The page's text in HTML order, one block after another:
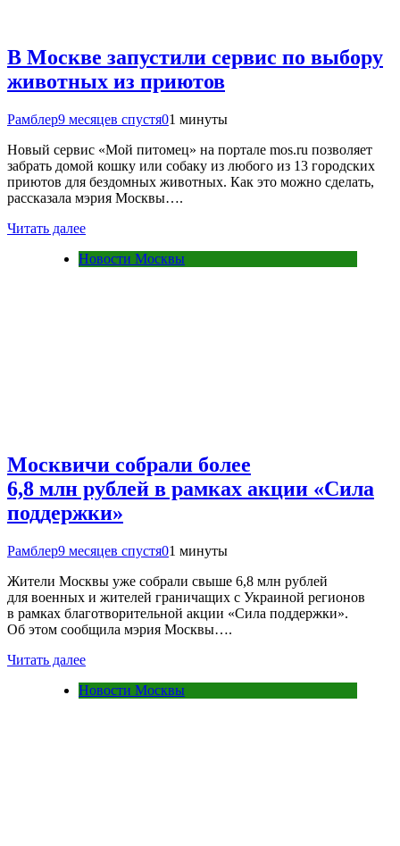
В Москве запустили сервис по выбору
животных из приютов
Рамблер9 месяцев спустя01 минуты
Новый сервис «Мой питомец» на портале mos.ru позволяет
забрать домой кошку или собаку из любого из 13 городских
приютов для бездомных животных. Как это можно сделать,
рассказала мэрия Москвы….
Читать далее
Новости Москвы
Москвичи собрали более
6,8 млн рублей в рамках акции «Сила
поддержки»
Рамблер9 месяцев спустя01 минуты
Жители Москвы уже собрали свыше 6,8 млн рублей
для военных и жителей граничащих с Украиной регионов
в рамках благотворительной акции «Сила поддержки».
Об этом сообщила мэрия Москвы….
Читать далее
Новости Москвы